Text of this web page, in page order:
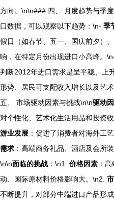
方向。\n\n### 四、 月度趋势与季
口数据，可以观察以下趋势：\n- 季
假日（如春节、五一、国庆前夕）
响，在特定月份出现进口小高峰。
判断2012年进口需求是呈平稳、上
形势、居民可支配收入增长以及艺
五、 市场驱动因素与挑战\n\n驱动
对个性化、艺术化生活用品和投资
游业发展 ：促进了消费者对海外工
需求 ：高端商务礼品、酒店及会所
\n\n面临的挑战 ：\n1. 价格因素 ：
动、国际原材料价格影响大。\n2.
不断提升，对部分中端进口产品形